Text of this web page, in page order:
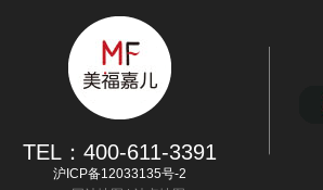
TEL：400-611-3391
沪ICP备12033135号-2